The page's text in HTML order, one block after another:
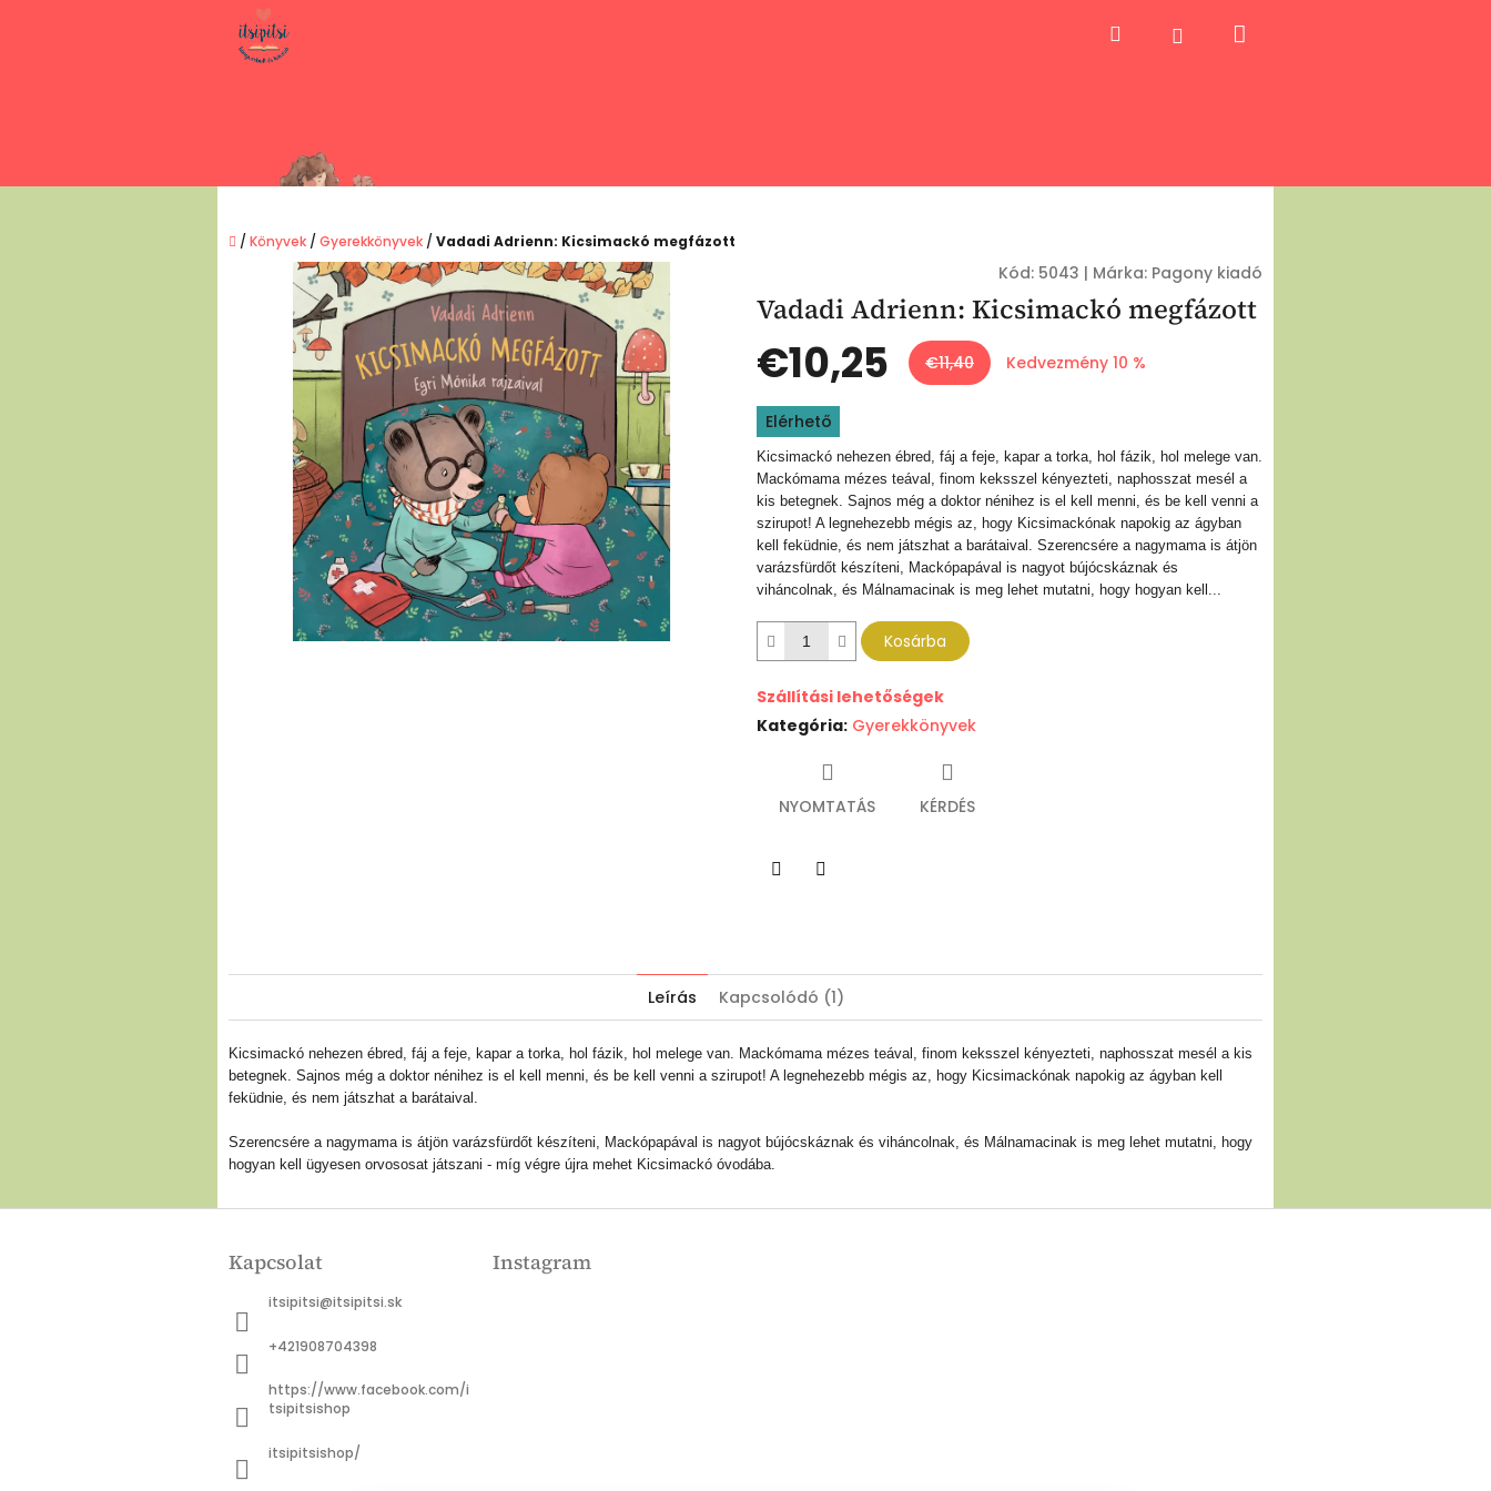
Keresés Bejelentkezés
Kezdőlap
/ Könyvek / Gyerekkönyvek / Vadadi Adrienn: Kicsimackó megfázott
Kód: 5043 | Márka: Pagony kiadó
Vadadi Adrienn: Kicsimackó megfázott
€10,25 €11,40
Kedvezmény 10 %
Egységár:
Elérhető
Kicsimackó nehezen ébred, fáj a feje, kapar a torka, hol fázik, hol melege van.
Mackómama mézes teával, finom keksszel kényezteti, naphosszat mesél a
kis betegnek. Sajnos még a doktor nénihez is el kell menni, és be kell venni a
szirupot! A legnehezebb mégis az, hogy Kicsimackónak napokig az ágyban
kell feküdnie, és nem játszhat a barátaival. Szerencsére a nagymama is átjön
varázsfürdőt készíteni, Mackópapával is nagyot bújócskáznak és
viháncolnak, és Málnamacinak is meg lehet mutatni, hogy hogyan kell...
Kosárba
Szállítási lehetőségek
Kategória: Gyerekkönyvek
NYOMTATÁS KÉRDÉS
Leírás Kapcsolódó (1)
Kicsimackó nehezen ébred, fáj a feje, kapar a torka, hol fázik, hol melege van. Mackómama mézes teával, finom keksszel kényezteti, naphosszat mesél a kis
betegnek. Sajnos még a doktor nénihez is el kell menni, és be kell venni a szirupot! A legnehezebb mégis az, hogy Kicsimackónak napokig az ágyban kell
feküdnie, és nem játszhat a barátaival.
Szerencsére a nagymama is átjön varázsfürdőt készíteni, Mackópapával is nagyot bújócskáznak és viháncolnak, és Málnamacinak is meg lehet mutatni, hogy
hogyan kell ügyesen orvososat játszani - míg végre újra mehet Kicsimackó óvodába.
Kapcsolat
itsipitsi@itsipitsi.sk
+421908704398
https://www.facebook.com/i
tsipitsishop
itsipitsishop/
Instagram